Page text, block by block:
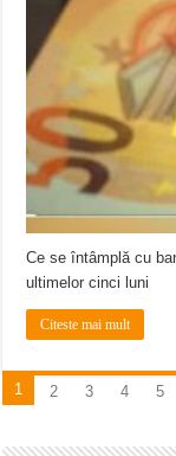
Ce se întâmplă cu
ultimelor cinci luni
Citeste mai mult
1 2 3 4 5